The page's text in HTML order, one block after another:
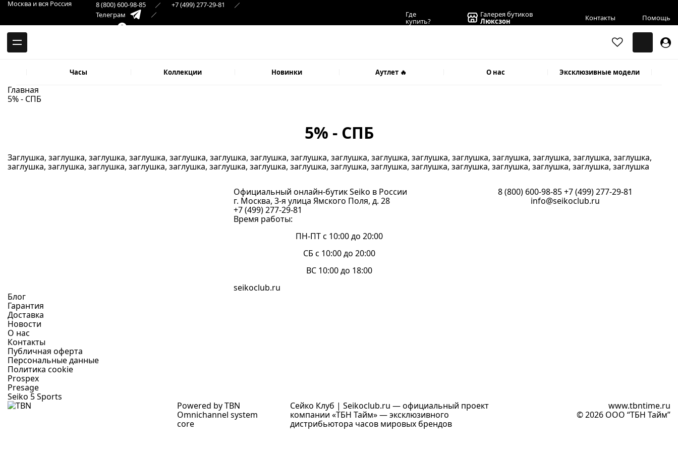
Москва и вся Россия
Самара
8 (846) 379-32-22
8 (800) 600-98-85
+7 (499) 277-29-81
Телеграм
Макс
Где
купить?
Галерея бутиков
Люксзон Контакты Помощь
Часы Коллекции Новинки Аутлет 🔥 О нас Эксклюзивные модели
Главная
5% - СПБ
5% - СПБ
Заглушка, заглушка, заглушка, заглушка, заглушка, заглушка, заглушка, заглушка, заглушка, заглушка, заглушка, заглушка, заглушка, заглушка, заглушка, заглушка,
заглушка, заглушка, заглушка, заглушка, заглушка, заглушка, заглушка, заглушка, заглушка, заглушка, заглушка, заглушка, заглушка, заглушка, заглушка, заглушка
Официальный онлайн-бутик Seiko в России
г. Москва, 3-я улица Ямского Поля, д. 28
+7 (499) 277-29-81
Время работы:
ПН-ПТ с 10:00 до 20:00
СБ с 10:00 до 20:00
ВС 10:00 до 18:00
seikoclub.ru
8 (800) 600-98-85 +7 (499) 277-29-81
info@seikoclub.ru
Блог
Гарантия
Доставка
Новости
О нас
Контакты
Публичная оферта
Персональные данные
Политика cookie
Prospex
Presage
Seiko 5 Sports
Powered by TBN
Omnichannel system
core
Сейко Клуб | Seikoclub.ru — официальный проект
компании «ТБН Тайм» — эксклюзивного
дистрибьютора часов мировых брендов
www.tbntime.ru
© 2026 ООО “ТБН Тайм”